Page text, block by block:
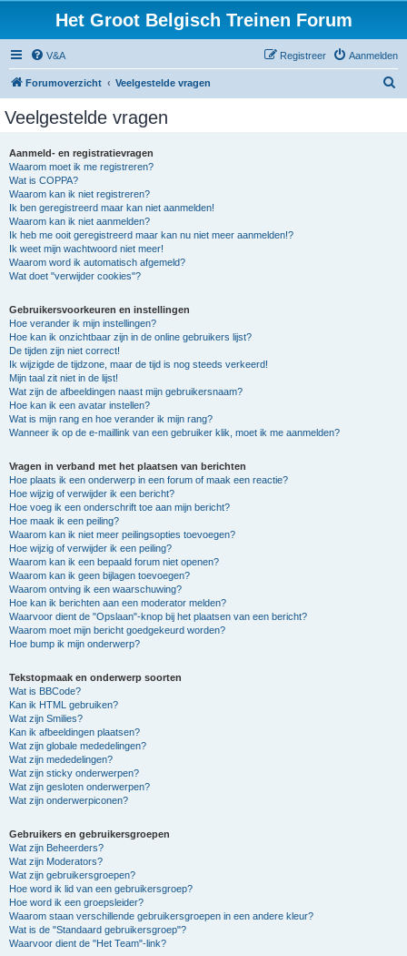
Het Groot Belgisch Treinen Forum
V&A Aanmelden
Registreer
Forumoverzicht Veelgestelde vragen
Veelgestelde vragen
Aanmeld- en registratievragen
Waarom moet ik me registreren?
Wat is COPPA?
Waarom kan ik niet registreren?
Ik ben geregistreerd maar kan niet aanmelden!
Waarom kan ik niet aanmelden?
Ik heb me ooit geregistreerd maar kan nu niet meer aanmelden!?
Ik weet mijn wachtwoord niet meer!
Waarom word ik automatisch afgemeld?
Wat doet "verwijder cookies"?
Gebruikersvoorkeuren en instellingen
Hoe verander ik mijn instellingen?
Hoe kan ik onzichtbaar zijn in de online gebruikers lijst?
De tijden zijn niet correct!
Ik wijzigde de tijdzone, maar de tijd is nog steeds verkeerd!
Mijn taal zit niet in de lijst!
Wat zijn de afbeeldingen naast mijn gebruikersnaam?
Hoe kan ik een avatar instellen?
Wat is mijn rang en hoe verander ik mijn rang?
Wanneer ik op de e-maillink van een gebruiker klik, moet ik me aanmelden?
Vragen in verband met het plaatsen van berichten
Hoe plaats ik een onderwerp in een forum of maak een reactie?
Hoe wijzig of verwijder ik een bericht?
Hoe voeg ik een onderschrift toe aan mijn bericht?
Hoe maak ik een peiling?
Waarom kan ik niet meer peilingsopties toevoegen?
Hoe wijzig of verwijder ik een peiling?
Waarom kan ik een bepaald forum niet openen?
Waarom kan ik geen bijlagen toevoegen?
Waarom ontving ik een waarschuwing?
Hoe kan ik berichten aan een moderator melden?
Waarvoor dient de "Opslaan"-knop bij het plaatsen van een bericht?
Waarom moet mijn bericht goedgekeurd worden?
Hoe bump ik mijn onderwerp?
Tekstopmaak en onderwerp soorten
Wat is BBCode?
Kan ik HTML gebruiken?
Wat zijn Smilies?
Kan ik afbeeldingen plaatsen?
Wat zijn globale mededelingen?
Wat zijn mededelingen?
Wat zijn sticky onderwerpen?
Wat zijn gesloten onderwerpen?
Wat zijn onderwerpiconen?
Gebruikers en gebruikersgroepen
Wat zijn Beheerders?
Wat zijn Moderators?
Wat zijn gebruikersgroepen?
Hoe word ik lid van een gebruikersgroep?
Hoe word ik een groepsleider?
Waarom staan verschillende gebruikersgroepen in een andere kleur?
Wat is de "Standaard gebruikersgroep"?
Waarvoor dient de "Het Team"-link?